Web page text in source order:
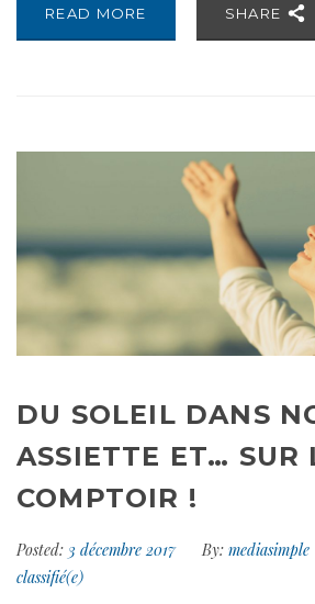
READ MORE SHARE
DU SOLEIL DANS
ASSIETTE ET… SUR
COMPTOIR !
Posted: 3 décembre 2017 By: mediasimple
classifié(e)